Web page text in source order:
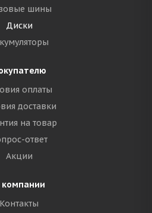
шины
Диски
оплаты
доставки
на товар
ответ
Акции
Контакты